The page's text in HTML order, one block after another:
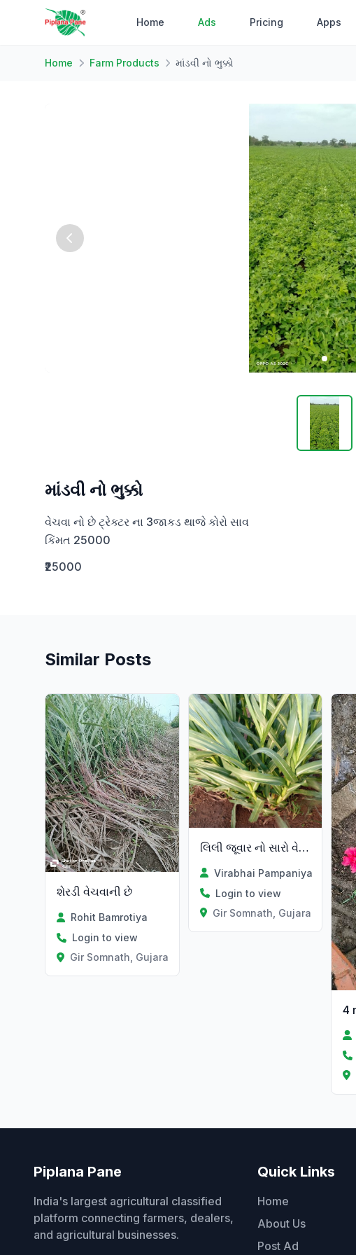
Home Ads Pricing Apps
Home Farm Products માંડવી નો ભુક્કો
માંડવી નો ભુક્કો
વેચવા નો છે ટ્રેક્ટર ના 3જાકડ થાજે કોરો સાવ
કિંમત 25000
₹25000
Similar Posts
શેરડી વેચવાની છે
Rohit Bamrotiya
Login to view
Gir Somnath, Gujarat
લિલી જૂવાર નો સારો વેચવાનો છે
Virabhai Pampaniya
Login to view
Gir Somnath, Gujarat
Piplana Pane
India's largest agricultural classified
platform connecting farmers, dealers,
and agricultural businesses.
Quick Links
Home
About Us
Post Ad